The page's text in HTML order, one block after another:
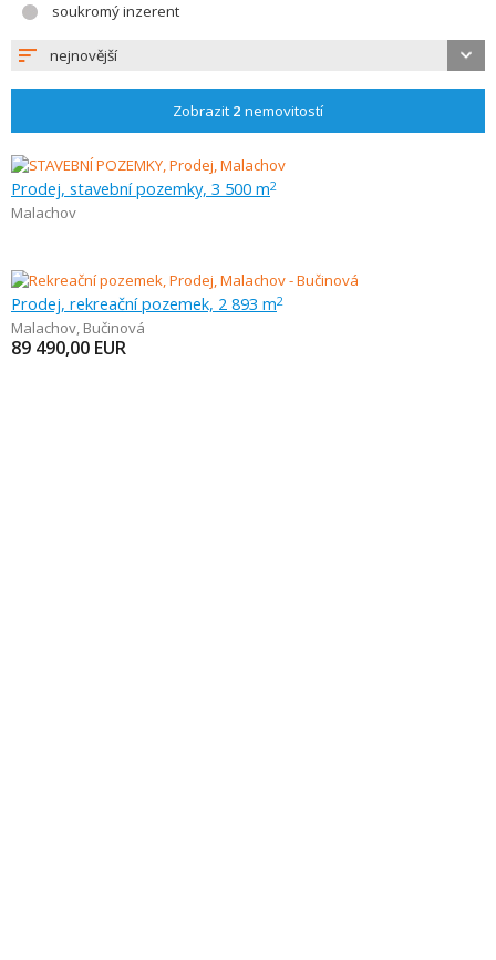
soukromý inzerent
nejnovější
Zobrazit 2 nemovitostí
Prodej, stavební pozemky, 3 500 m2
Malachov
Prodej, rekreační pozemek, 2 893 m2
Malachov, Bučinová
89 490,00 EUR